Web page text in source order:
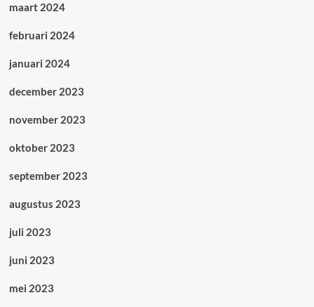
maart 2024
februari 2024
januari 2024
december 2023
november 2023
oktober 2023
september 2023
augustus 2023
juli 2023
juni 2023
mei 2023